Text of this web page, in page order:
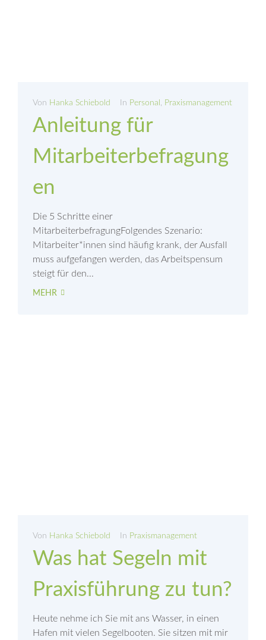
Von Hanka Schiebold In Personal Praxismanagement
Anleitung für
Mitarbeiterbefragung
en
Die 5 Schritte einer
MitarbeiterbefragungFolgendes Szenario:
Mitarbeiter*innen sind häufig krank, der Ausfall
muss aufgefangen werden, das Arbeitspensum
steigt für den...
MEHR
Von Hanka Schiebold In Praxismanagement
Was hat Segeln mit
Praxisführung zu tun?
Heute nehme ich Sie mit ans Wasser, in einen
Hafen mit vielen Segelbooten. Sie sitzen mit mir